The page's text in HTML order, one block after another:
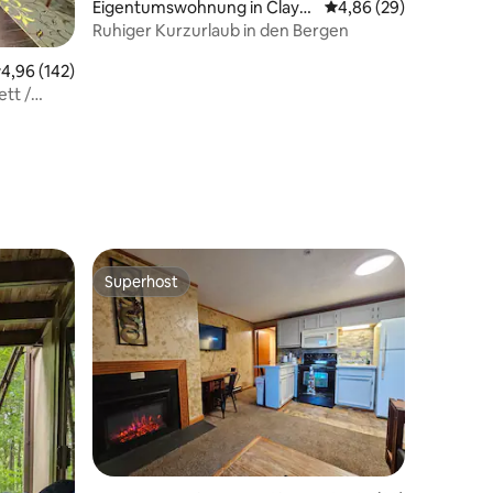
Bewertung: 4,96 von 5, 142 Bewertungen
4,96 (142)
/
Eigentumswohnung in Clays
burg
Durchschnittliche
4,86 (29)
Ruhiger Kurzurlaub in den Bergen
Bewertungen
Superhost
Superhost